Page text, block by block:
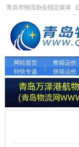
青岛市物流协会指定媒体
网站首页 整箱运价
特快专递
拼箱运价